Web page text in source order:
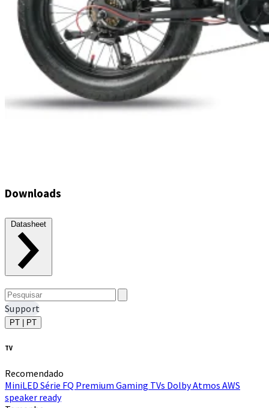
Downloads
Datasheet
Support
PT | PT
TV
Recomendado
MiniLED Série FQ Premium Gaming TVs Dolby Atmos AWS
speaker ready